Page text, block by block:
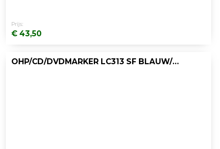
Prijs:
€ 43,50
OHP/CD/DVDMARKER LC313 SF BLAUW/DOOS 10